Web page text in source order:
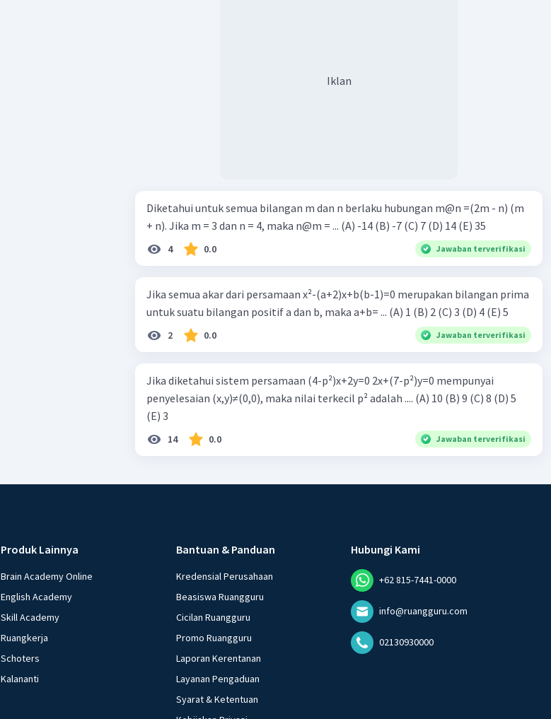
Iklan
Diketahui untuk semua bilangan m dan n berlaku hubungan m@n =(2m - n) (m
+ n). Jika m = 3 dan n = 4, maka n@m = ... (A) -14 (B) -7 (C) 7 (D) 14 (E) 35
4 0.0 Jawaban terverifikasi
Jika semua akar dari persamaan x²-(a+2)x+b(b-1)=0 merupakan bilangan prima
untuk suatu bilangan positif a dan b, maka a+b= ... (A) 1 (B) 2 (C) 3 (D) 4 (E) 5
2 0.0 Jawaban terverifikasi
Jika diketahui sistem persamaan (4-p²)x+2y=0 2x+(7-p²)y=0 mempunyai
penyelesaian (x,y)≠(0,0), maka nilai terkecil p² adalah .... (A) 10 (B) 9 (C) 8 (D) 5
(E) 3
14 0.0 Jawaban terverifikasi
Produk Lainnya
Brain Academy Online
English Academy
Skill Academy
Ruangkerja
Schoters
Kalananti
Bantuan & Panduan
Kredensial Perusahaan
Beasiswa Ruangguru
Cicilan Ruangguru
Promo Ruangguru
Laporan Kerentanan
Layanan Pengaduan
Syarat & Ketentuan
Hubungi Kami
+62 815-7441-0000
info@ruangguru.com
02130930000